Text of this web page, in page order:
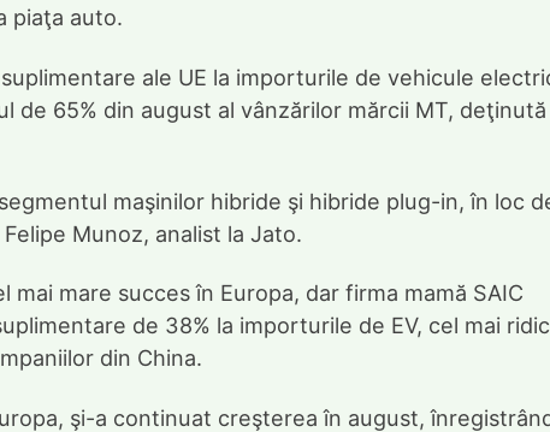
piaţa auto.
ale UE la importurile de vehicule
de 65% din august al vânzărilor mărcii MT, deţinută
maşinilor hibride şi hibride plug-in, în loc
Munoz, analist la Jato.
mare succes în Europa, dar firma mamă SAIC
de 38% la importurile de EV, cel mai
din China.
şi-a continuat creşterea în august,